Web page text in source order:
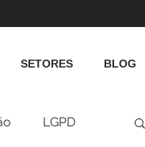
SETORES BLOG
LGPD